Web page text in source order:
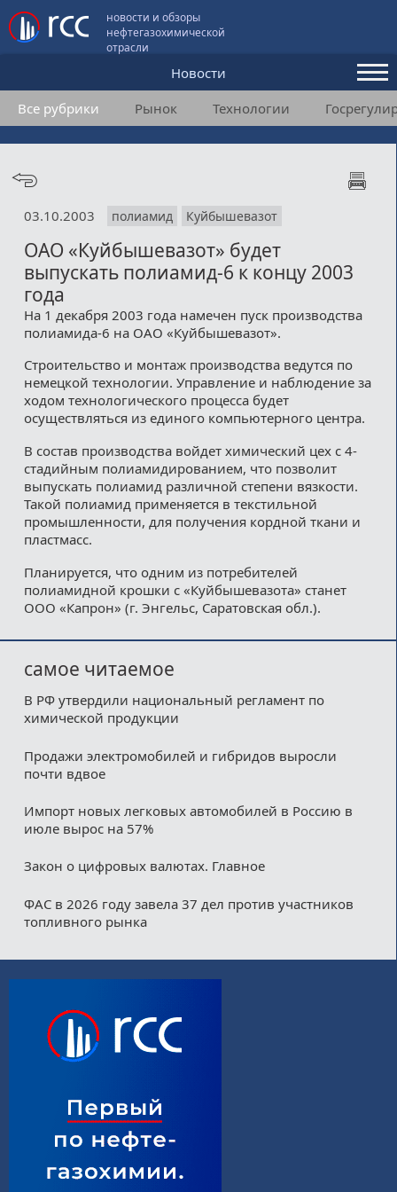
новости и обзоры
нефтегазохимической
отрасли
Новости
Аналитика и мнения
Конференции
Подписка
Медиакит
Контакты
Все рубрики Рынок Технологии
03.10.2003 полиамид Куйбышевазот
ОАО «Куйбышевазот» будет
выпускать полиамид-6 к концу 2003
года
На 1 декабря 2003 года намечен пуск производства
полиамида-6 на ОАО «Куйбышевазот».
Строительство и монтаж производства ведутся по
немецкой технологии. Управление и наблюдение за
ходом технологического процесса будет
осуществляться из единого компьютерного центра.
В состав производства войдет химический цех с 4-
стадийным полиамидированием, что позволит
выпускать полиамид различной степени вязкости.
Такой полиамид применяется в текстильной
промышленности, для получения кордной ткани и
пластмасс.
Планируется, что одним из потребителей
полиамидной крошки с «Куйбышевазота» станет
ООО «Капрон» (г. Энгельс, Саратовская обл.).
самое читаемое
В РФ утвердили национальный регламент по
химической продукции
Продажи электромобилей и гибридов выросли
почти вдвое
Импорт новых легковых автомобилей в Россию в
июле вырос на 57%
Закон о цифровых валютах. Главное
ФАС в 2026 году завела 37 дел против участников
топливного рынка